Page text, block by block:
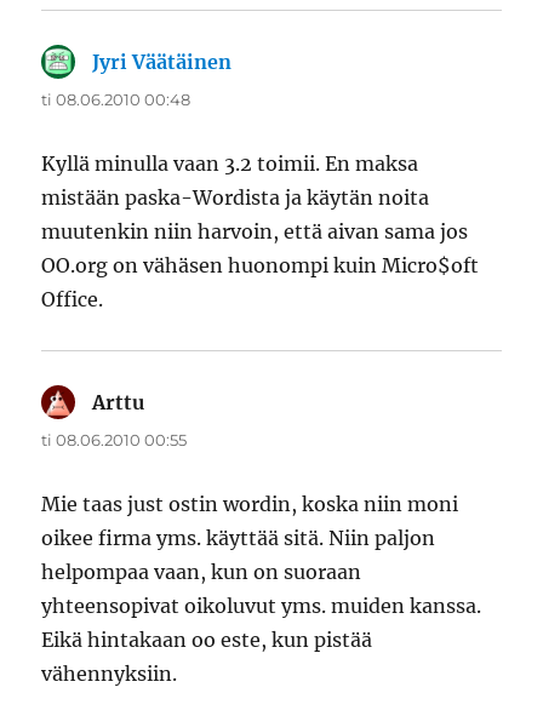
Jyri Väätäinen
ti 08.06.2010 00:48
Kyllä minulla vaan 3.2 toimii. En maksa
mistään paska-Wordista ja käytän noita
muutenkin niin harvoin, että aivan sama jos
OO.org on vähäsen huonompi kuin Micro$oft
Office.
Arttu
ti 08.06.2010 00:55
Mie taas just ostin wordin, koska niin moni
oikee firma yms. käyttää sitä. Niin paljon
helpompaa vaan, kun on suoraan
yhteensopivat oikoluvut yms. muiden kanssa.
Eikä hintakaan oo este, kun pistää
vähennyksiin.